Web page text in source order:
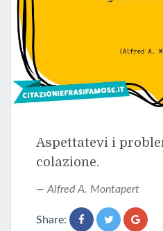
Aspettatevi i
colazione.
Alfred A. Montapert
Share: